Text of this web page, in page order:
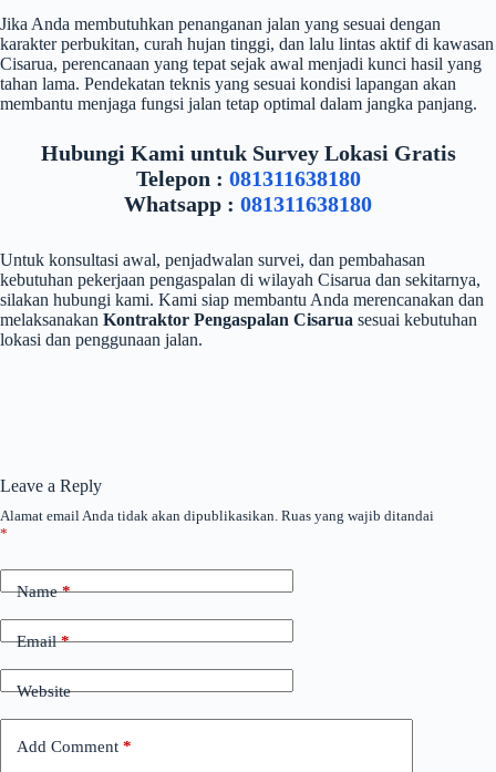
Jika Anda membutuhkan penanganan jalan yang sesuai dengan
karakter perbukitan, curah hujan tinggi, dan lalu lintas aktif di kawasan
Cisarua, perencanaan yang tepat sejak awal menjadi kunci hasil yang
tahan lama. Pendekatan teknis yang sesuai kondisi lapangan akan
membantu menjaga fungsi jalan tetap optimal dalam jangka panjang.
Hubungi Kami untuk Survey Lokasi Gratis
Telepon : 081311638180
Whatsapp : 081311638180
Untuk konsultasi awal, penjadwalan survei, dan pembahasan
kebutuhan pekerjaan pengaspalan di wilayah Cisarua dan sekitarnya,
silakan hubungi kami. Kami siap membantu Anda merencanakan dan
melaksanakan Kontraktor Pengaspalan Cisarua sesuai kebutuhan
lokasi dan penggunaan jalan.
Leave a Reply
Alamat email Anda tidak akan dipublikasikan. Ruas yang wajib ditandai
*
Name*
Email*
Website
Add Comment *